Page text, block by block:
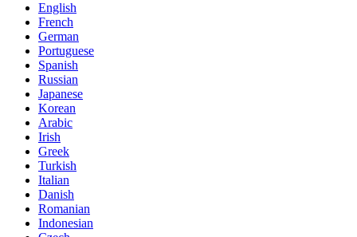
English
French
German
Portuguese
Spanish
Russian
Japanese
Korean
Arabic
Irish
Greek
Turkish
Italian
Danish
Romanian
Indonesian